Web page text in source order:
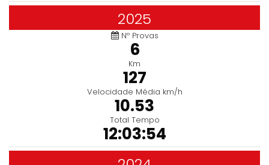
2025
Nº Provas
6
Km
127
Velocidade Média km/h
10.53
Total Tempo
12:03:54